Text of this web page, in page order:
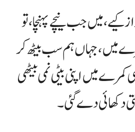
کیے، میں جب نیچے پہنچا، تو
میں، جہاں ہم سب بیٹھ کر
میں اپنی بیٹی نمی بیٹھی
دکھائی دے گئی۔